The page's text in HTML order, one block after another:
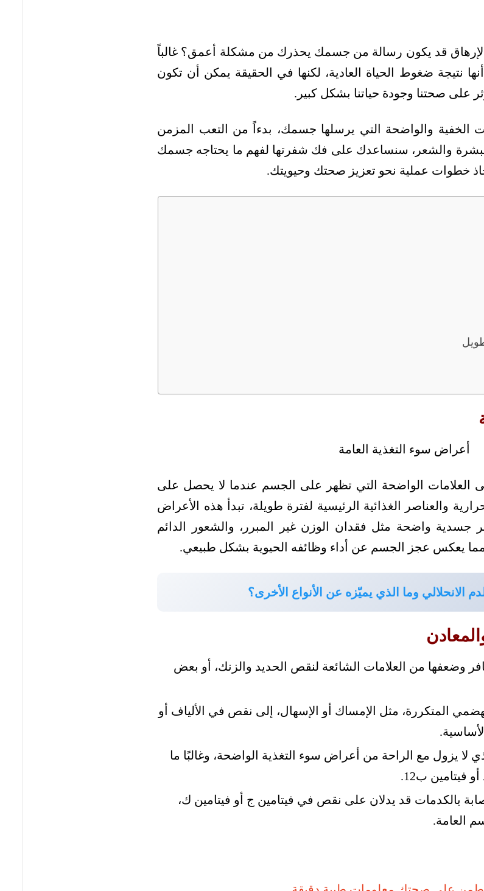
قد يكون رسالة من جسمك يحذرك من مشكلة أعمق؟ غالباً
نتيجة ضغوط الحياة العادية، لكنها في الحقيقة يمكن أن تكون
على صحتنا وجودة حياتنا بشكل كبير.
الخفية والواضحة التي يرسلها جسمك، بدءاً من التعب المزمن
والشعر، سنساعدك على فك شفرتها لفهم ما يحتاجه جسمك
خطوات عملية نحو تعزيز صحتك وحيويتك.
العلامات الواضحة التي تظهر على الجسم عندما لا يحصل على
والعناصر الغذائية الرئيسية لفترة طويلة، تبدأ هذه الأعراض
واضحة مثل فقدان الوزن غير المبرر، والشعور الدائم
يعكس عجز الجسم عن أداء وظائفه الحيوية بشكل طبيعي.
الانحلالي وما الذي يميّزه عن الأنواع الأخرى؟
وضعفها من العلامات الشائعة لنقص الحديد والزنك، أو بعض
المتكررة، مثل الإمساك أو الإسهال، إلى نقص في الألياف أو
لا يزول مع الراحة من أعراض سوء التغذية الواضحة، وغالبًا ما
فيتامين ب12.
بالكدمات قد يدلان على نقص في فيتامين ج أو فيتامين ك،
العامة.